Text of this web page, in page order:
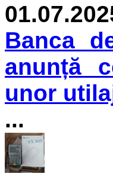
Banca
anunță
unor
...